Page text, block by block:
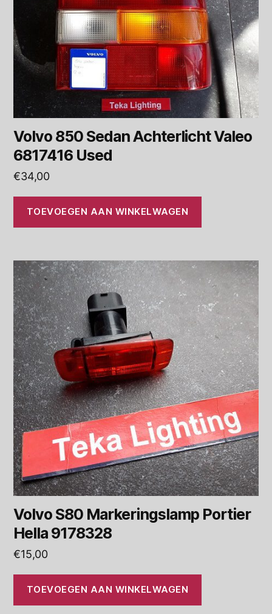
Volvo 850 Sedan Achterlicht Valeo
6817416 Used
€34,00
TOEVOEGEN AAN WINKELWAGEN
Volvo S80 Markeringslamp Portier
Hella 9178328
€15,00
TOEVOEGEN AAN WINKELWAGEN